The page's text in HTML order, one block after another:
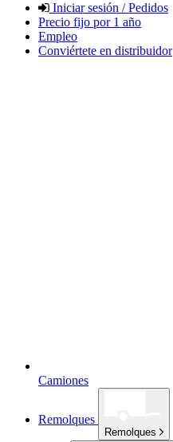
Iniciar sesión / Pedidos
Precio fijo por 1 año
Empleo
Conviértete en distribuidor
Camiones
Remolques
Remolques